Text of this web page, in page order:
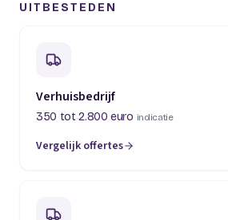
UITBESTEDEN
Verhuisbedrijf
350 tot 2.800 euro indicatie
Vergelijk offertes
(opent in een nieuw tabblad)